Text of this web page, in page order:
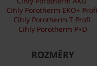
Cihly Porotherm EKO+ Profi
Cihly Porotherm T Profi
Cihly Porotherm P+D
ROZMĚRY